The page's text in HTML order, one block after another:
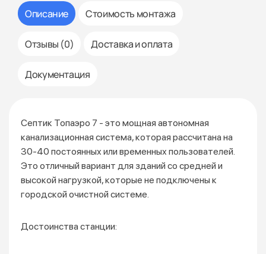
Описание Стоимость монтажа
Отзывы (0) Доставка и оплата
Документация
Септик Топаэро 7 - это мощная автономная
канализационная система, которая рассчитана на
30-40 постоянных или временных пользователей.
Это отличный вариант для зданий со средней и
высокой нагрузкой, которые не подключены к
городской очистной системе.
Достоинства станции: